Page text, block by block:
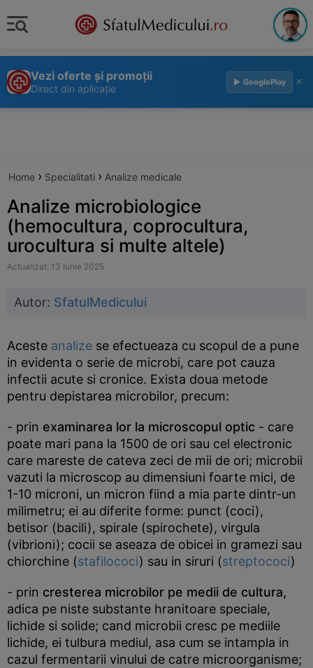
Vezi oferte și promoții
Direct din aplicație
▶ GooglePlay ×
Home › Specialitati › Analize medicale
Analize microbiologice
(hemocultura, coprocultura,
urocultura si multe altele)
Actualizat: 13 Iunie 2025
Autor: SfatulMedicului
Aceste analize se efectueaza cu scopul de a pune
in evidenta o serie de microbi, care pot cauza
infectii acute si cronice. Exista doua metode
pentru depistarea microbilor, precum:
- prin examinarea lor la microscopul optic - care
poate mari pana la 1500 de ori sau cel electronic
care mareste de cateva zeci de mii de ori; microbii
vazuti la microscop au dimensiuni foarte mici, de
1-10 microni, un micron fiind a mia parte dintr-un
milimetru; ei au diferite forme: punct (coci),
betisor (bacili), spirale (spirochete), virgula
(vibrioni); cocii se aseaza de obicei in gramezi sau
chiorchine (stafilococi) sau in siruri (streptococi)
- prin cresterea microbilor pe medii de cultura,
adica pe niste substante hranitoare speciale,
lichide si solide; cand microbii cresc pe mediile
lichide, ei tulbura mediul, asa cum se intampla in
cazul fermentarii vinului de catre microorganisme;